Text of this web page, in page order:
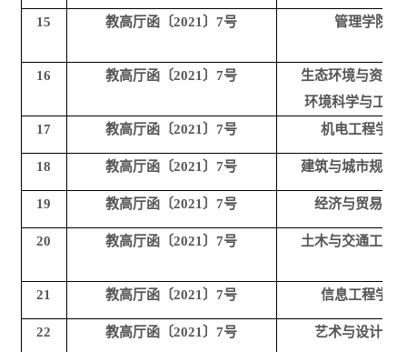
15 教高厅函〔2021〕7号 管理学院
16 教高厅函〔2021〕7号
生态环境与资源
环境科学与工程
17
教高厅函〔2021〕7号 机电工程学院
18 教高厅函〔2021〕7号 建筑与城市规划
19 教高厅函〔2021〕7号 经济与贸易学
20 教高厅函〔2021〕7号 土木与交通工程
21 教高厅函〔2021〕7号 信息工程学院
22 教高厅函〔2021〕7号 艺术与设计学